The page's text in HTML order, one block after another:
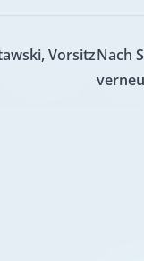
VorsitzNach